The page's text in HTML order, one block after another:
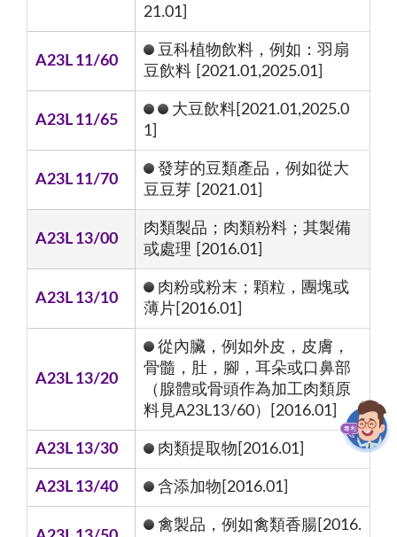
21.01]
A23L 11/60
豆科植物飲料，例如：羽扇
豆飲料 [2021.01,2025.01]
A23L 11/65
大豆飲料[2021.01,2025.0
1]
A23L 11/70
發芽的豆類產品，例如從大
豆豆芽 [2021.01]
A23L 13/00
肉類製品；肉類粉料；其製備
或處理 [2016.01]
A23L 13/10
肉粉或粉末；顆粒，團塊或
薄片[2016.01]
A23L 13/20
從內臟，例如外皮，皮膚，
骨髓，肚，腳，耳朵或口鼻部
（腺體或骨頭作為加工肉類原
料見A23L13/60）[2016.01]
A23L 13/30 肉類提取物[2016.01]
A23L 13/40 含添加物[2016.01]
禽製品，例如禽類香腸[2016.